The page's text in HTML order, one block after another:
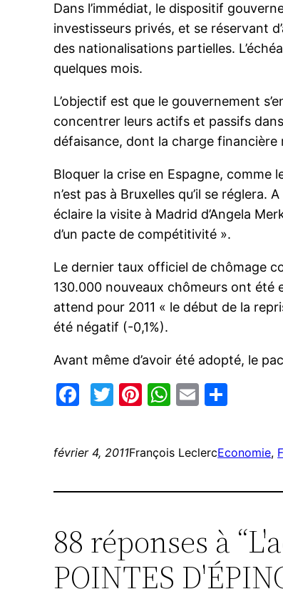
Dans l’immédiat, le dispositif
investisseurs privés, et se réservant
des nationalisations partielles.
quelques mois.
L’objectif est que le gouvernement
concentrer leurs actifs et passifs
défaisance, dont la charge financière
Bloquer la crise en Espagne, comme
n’est pas à Bruxelles qu’il se réglera.
éclaire la visite à Madrid d’Angela
d’un pacte de compétitivité ».
Le dernier taux officiel de chômage
130.000 nouveaux chômeurs ont été
attend pour 2011 « le début de la
été négatif (-0,1%).
Avant même d’avoir été adopté, le
Facebook
Twitter
Pinterest
WhatsApp
Email
février 4, 2011François LeclercEconomie,
88 réponses à
POINTES